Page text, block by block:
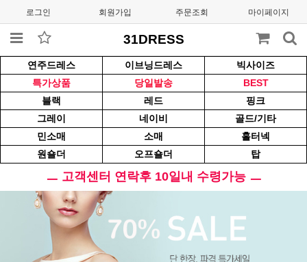
로그인 회원가입 주문조회 마이페이지
31DRESS
연주드레스 이브닝드레스
빅사이즈
특가상품
당일발송
BEST
블랙
레드
핑크
그레이
네이비
골드/기타
민소매
소매
홀터넥
원숄더
오프숄더 탑
ㅡ 고객센터 연락후 10일내 수령가능 ㅡ